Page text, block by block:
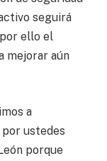
seguirá
ello el
mejorar aún
a
ustedes
porque